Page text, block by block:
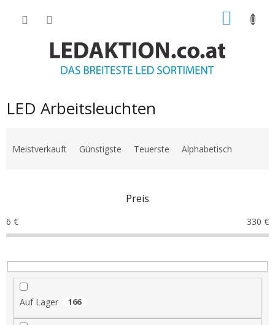
LED Arbeitsleuchten
t
s
o
t
Meistverkauft Günstigste Teuerste Alphabetisch
Preis
6 € 330 €
Auf Lager 166